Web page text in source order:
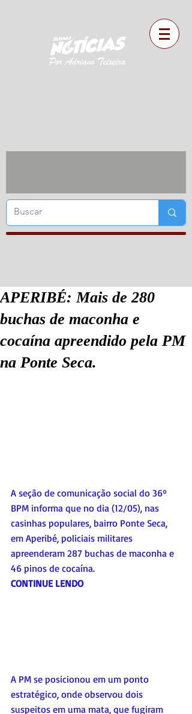
APERIBÉ: Mais de 280
buchas de maconha e
cocaína apreendido pela PM
na Ponte Seca.
A seção de comunicação social do 36º
BPM informa que no dia (12/05), nas
casinhas populares, bairro Ponte Seca,
em Aperibé, policiais militares
apreenderam 287 buchas de maconha e
46 pinos de cocaína.
CONTINUE LENDO
A PM se posicionou em um ponto
estratégico, onde observou dois
suspeitos em uma mata, que fugiram